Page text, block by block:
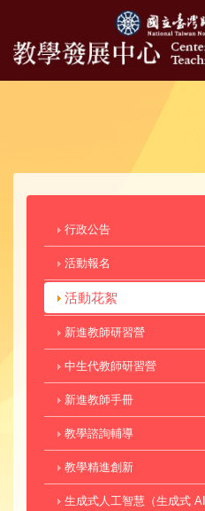
行政公告
活動報名
活動花絮
新進教師研習營
中生代教師研習營
新進教師手冊
教學諮詢輔導
教學精進創新
生成式人工智慧（生成式